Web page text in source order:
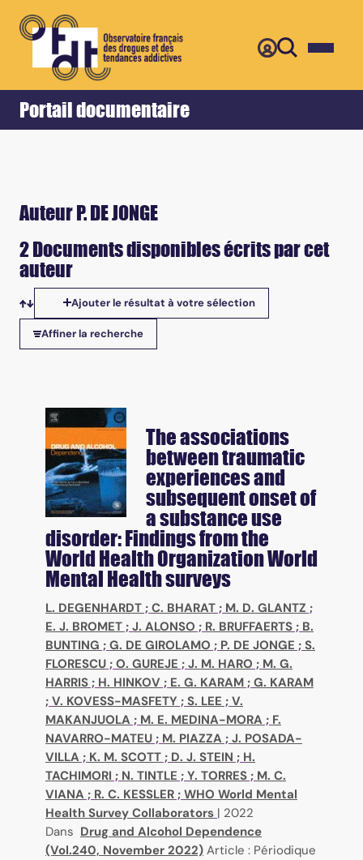
Portail documentaire
Accueil Retour
Auteur P. DE JONGE
2 Documents disponibles écrits par cet
auteur
Tris disponibles
Ajouter le résultat à votre sélection
Affiner la recherche
The associations
between traumatic
experiences and
subsequent onset of
a substance use
disorder: Findings from the
World Health Organization World
Mental Health surveys
L. DEGENHARDT ; C. BHARAT ; M. D. GLANTZ ;
E. J. BROMET ; J. ALONSO ; R. BRUFFAERTS ; B.
BUNTING ; G. DE GIROLAMO ; P. DE JONGE ; S.
FLORESCU ; O. GUREJE ; J. M. HARO ; M. G.
HARRIS ; H. HINKOV ; E. G. KARAM ; G. KARAM
; V. KOVESS-MASFETY ; S. LEE ; V.
MAKANJUOLA ; M. E. MEDINA-MORA ; F.
NAVARRO-MATEU ; M. PIAZZA ; J. POSADA-
VILLA ; K. M. SCOTT ; D. J. STEIN ; H.
TACHIMORI ; N. TINTLE ; Y. TORRES ; M. C.
VIANA ; R. C. KESSLER ; WHO World Mental
Health Survey Collaborators | 2022
Dans Drug and Alcohol Dependence
(Vol.240, November 2022) Article : Périodique